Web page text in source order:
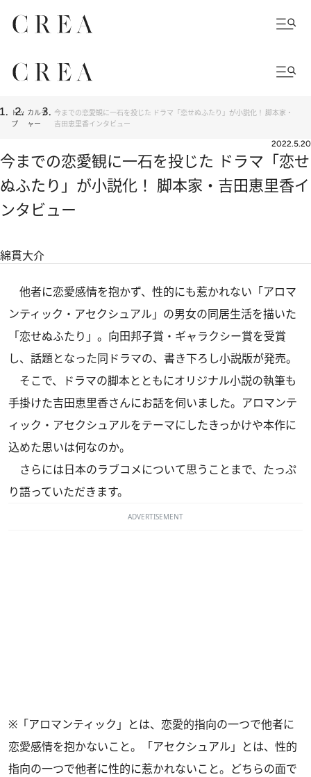
トッ
プ
カルチ
ャー
今までの恋愛観に一石を投じた ドラマ「恋せぬふたり」が小説化！ 脚本家・
吉田恵里香インタビュー
2022.5.20
今までの恋愛観に一石を投じた ドラマ「恋せ
ぬふたり」が小説化！ 脚本家・吉田恵里香イ
ンタビュー
綿貫大介
他者に恋愛感情を抱かず、性的にも惹かれない「アロマ
ンティック・アセクシュアル」の男女の同居生活を描いた
「恋せぬふたり」。向田邦子賞・ギャラクシー賞を受賞
し、話題となった同ドラマの、書き下ろし小説版が発売。
そこで、ドラマの脚本とともにオリジナル小説の執筆も
手掛けた吉田恵里香さんにお話を伺いました。アロマンテ
ィック・アセクシュアルをテーマにしたきっかけや本作に
込めた思いは何なのか。
さらには日本のラブコメについて思うことまで、たっぷ
り語っていただきます。
ADVERTISEMENT
※「アロマンティック」とは、恋愛的指向の一つで他者に
恋愛感情を抱かないこと。「アセクシュアル」とは、性的
指向の一つで他者に性的に惹かれないこと。どちらの面で